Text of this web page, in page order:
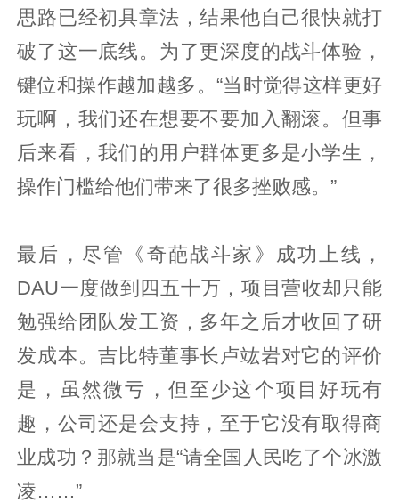
思路已经初具章法，结果他自己很快就打
破了这一底线。为了更深度的战斗体验，
键位和操作越加越多。“当时觉得这样更好
玩啊，我们还在想要不要加入翻滚。但事
后来看，我们的用户群体更多是小学生，
操作门槛给他们带来了很多挫败感。”
最后，尽管《奇葩战斗家》成功上线，
DAU一度做到四五十万，项目营收却只能
勉强给团队发工资，多年之后才收回了研
发成本。吉比特董事长卢竑岩对它的评价
是，虽然微亏，但至少这个项目好玩有
趣，公司还是会支持，至于它没有取得商
业成功？那就当是“请全国人民吃了个冰激
凌……”